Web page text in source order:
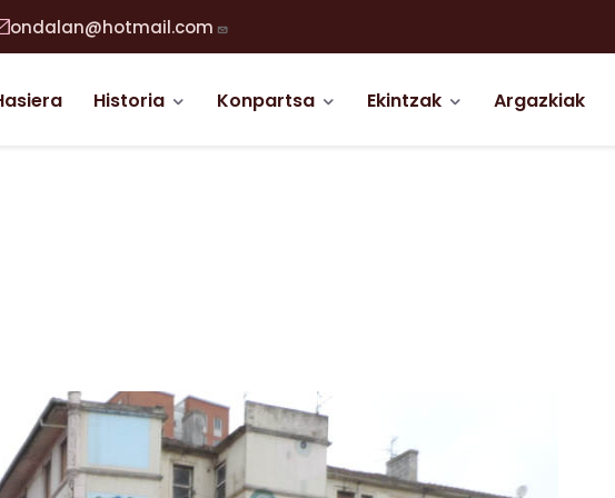
ondalan@hotmail.com
Historia Konpartsa Ekintzak Argazkiak